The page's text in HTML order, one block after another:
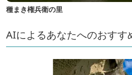
種まき権兵衛の里
AIによるあなたへのおすす